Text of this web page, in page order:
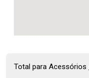
Total para Acessórios